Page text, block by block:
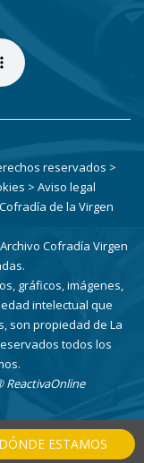
reservados >
> Aviso legal
de la Virgen
Cofradía Virgen
gráficos, imágenes,
intelectual que
son propiedad de La
todos los
ReactivaOnline
DÓNDE ESTAMOS